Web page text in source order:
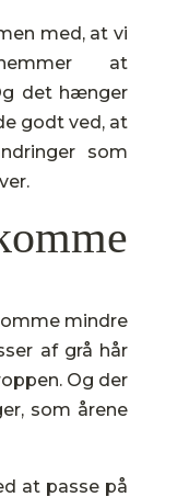
med, at vi
at
det hænger
godt ved, at
som
mindre
af grå hår
Og der
som årene
at passe på